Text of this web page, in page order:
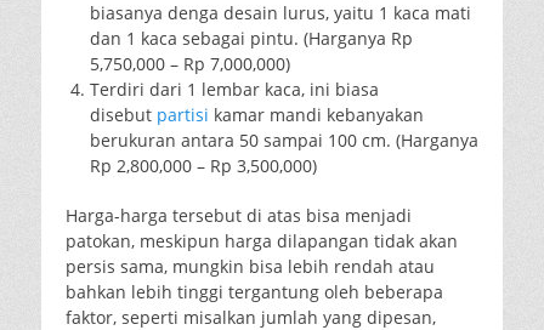
biasanya denga desain lurus, yaitu 1 kaca mati
dan 1 kaca sebagai pintu. (Harganya Rp
5,750,000 – Rp 7,000,000)
Terdiri dari 1 lembar kaca, ini biasa
disebut partisi kamar mandi kebanyakan
berukuran antara 50 sampai 100 cm. (Harganya
Rp 2,800,000 – Rp 3,500,000)
Harga-harga tersebut di atas bisa menjadi
patokan, meskipun harga dilapangan tidak akan
persis sama, mungkin bisa lebih rendah atau
bahkan lebih tinggi tergantung oleh beberapa
faktor, seperti misalkan jumlah yang dipesan,